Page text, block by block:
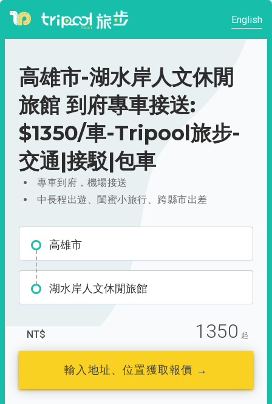
English
高雄市-湖水岸人文休閒
旅館 到府專車接送:
$1350/車-Tripool旅步-
交通|接駁|包車
專車到府，機場接送
中長程出遊、閨蜜小旅行、跨縣市出差
高雄市
湖水岸人文休閒旅館
NT$ 1350 起
輸入地址、位置獲取報價 →